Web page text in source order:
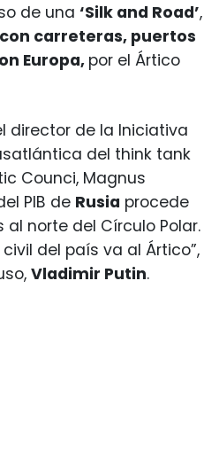
de una ‘Silk and Road’,
carreteras, puertos
Europa, por el Ártico
director de la Iniciativa
del think tank
Counci, Magnus
PIB de Rusia procede
norte del Círculo Polar.
civil del país va al Ártico”,
Vladimir Putin.